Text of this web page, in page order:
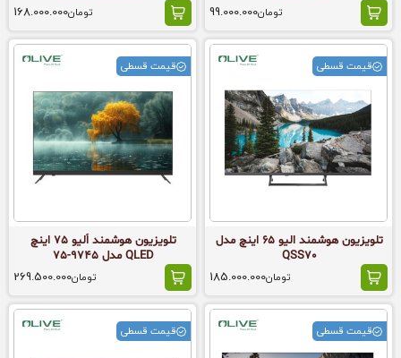
تومان99.000.000 تومان168.000.000
قیمت قسطی
تلویزیون هوشمند الیو 65 اینچ مدل
QSS70
تومان185.000.000
قیمت قسطی
تلویزیون هوشمند اُلیو 75 اینچ
QLED مدل 9745-75
تومان269.500.000
قیمت قسطی قیمت قسطی